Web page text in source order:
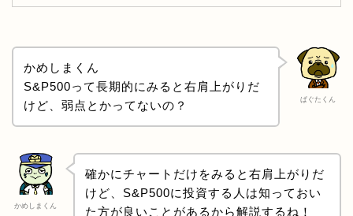
ぱぐたくん
かめしまくん
S&P500って長期的にみると右肩上がりだ
けど、弱点とかってないの？
かめしまくん
確かにチャートだけをみると右肩上がりだ
けど、S&P500に投資する人は知っておい
た方が良いことがあるから解説するね！